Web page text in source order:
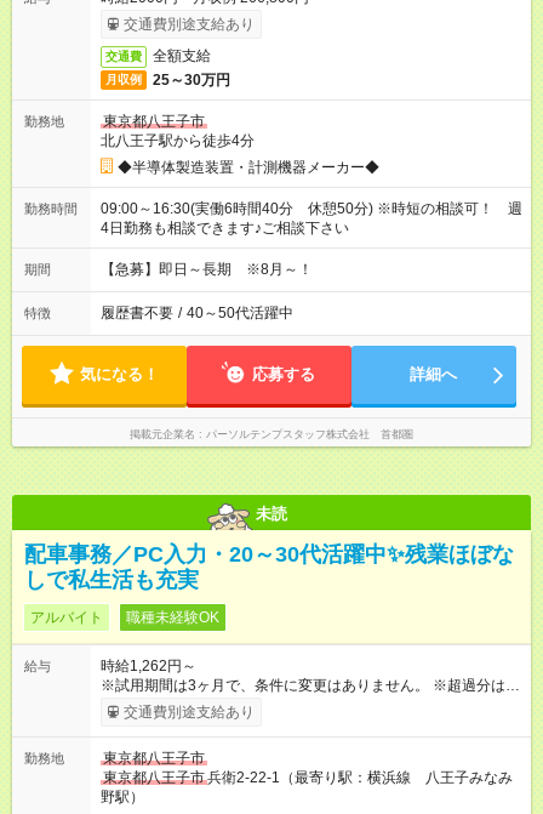
交通費別途支給あり
交通費 全額支給
月収例 25～30万円
勤務地
東京都八王子市
北八王子駅から徒歩4分
◆半導体製造装置・計測機器メーカー◆
勤務時間
09:00～16:30(実働6時間40分 休憩50分) ※時短の相談可！ 週
4日勤務も相談できます♪ご相談下さい
期間 【急募】即日～長期 ※8月～！
特徴 履歴書不要 / 40～50代活躍中
気になる！ 応募する 詳細へ
掲載元企業名 パーソルテンプスタッフ株式会社 首都圏
未読
配車事務／PC入力・20～30代活躍中✨残業ほぼな
しで私生活も充実
アルバイト 職種未経験OK
給与
時給1,262円～
※試用期間は3ヶ月で、条件に変更はありません。 ※超過分は全
額支給します 【試用期間】試用期間あり 試用期間の長さ：3ヶ
月 雇用形態、給与は本採用時と同じです。
交通費別途支給あり
勤務地
東京都八王子市
東京都八王子市兵衛2-22-1（最寄り駅：横浜線 八王子みなみ
野駅）